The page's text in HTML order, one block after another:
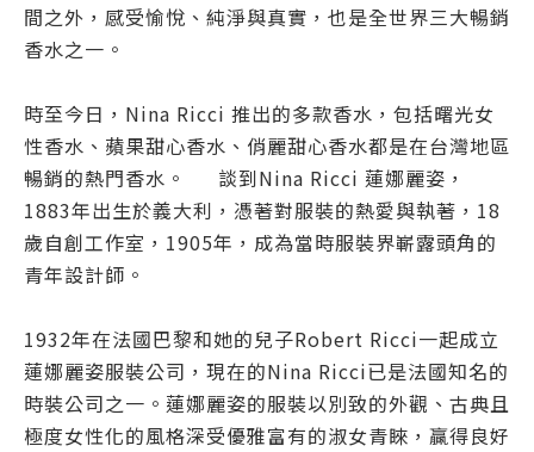
間之外，感受愉悅、純淨與真實，也是全世界三大暢銷
香水之一。
時至今日，Nina Ricci 推出的多款香水，包括曙光女
性香水、蘋果甜心香水、俏麗甜心香水都是在台灣地區
暢銷的熱門香水。 談到Nina Ricci 蓮娜麗姿，
1883年出生於義大利，憑著對服裝的熱愛與執著，18
歲自創工作室，1905年，成為當時服裝界嶄露頭角的
青年設計師。
1932年在法國巴黎和她的兒子Robert Ricci一起成立
蓮娜麗姿服裝公司，現在的Nina Ricci已是法國知名的
時裝公司之一。蓮娜麗姿的服裝以別致的外觀、古典且
極度女性化的風格深受優雅富有的淑女青睞，贏得良好